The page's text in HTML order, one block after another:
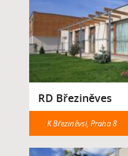
RD Březiněves
K Březiněvsi, Praha 8